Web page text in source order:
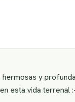
y
esta vida terrenal